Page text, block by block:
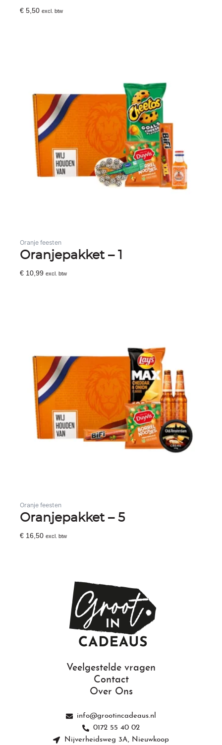
€ 5,50 excl. btw
Oranje feesten
Oranjepakket – 1
€ 10,99 excl. btw
Oranje feesten
Oranjepakket – 5
€ 16,50 excl. btw
Veelgestelde vragen
Contact
Over Ons
info@grootincadeaus.nl
0172 55 40 02
Nijverheidsweg 3A, Nieuwkoop